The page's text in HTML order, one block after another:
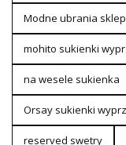
Modne ubrania
mohito sukienki
na wesele sukienka
Orsay sukienki
reserved swetry